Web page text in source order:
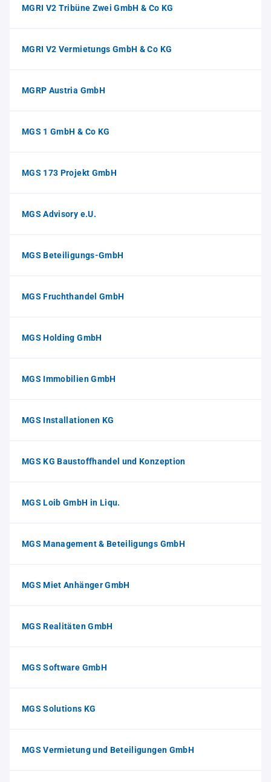
MGRI V2 Tribüne Zwei GmbH & Co KG
MGRI V2 Vermietungs GmbH & Co KG
MGRP Austria GmbH
MGS 1 GmbH & Co KG
MGS 173 Projekt GmbH
MGS Advisory e.U.
MGS Beteiligungs-GmbH
MGS Fruchthandel GmbH
MGS Holding GmbH
MGS Immobilien GmbH
MGS Installationen KG
MGS KG Baustoffhandel und Konzeption
MGS Loib GmbH in Liqu.
MGS Management & Beteiligungs GmbH
MGS Miet Anhänger GmbH
MGS Realitäten GmbH
MGS Software GmbH
MGS Solutions KG
MGS Vermietung und Beteiligungen GmbH